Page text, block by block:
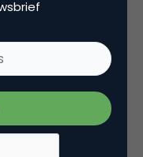
waar je van
isAdobe
zij sinds jaar
In een